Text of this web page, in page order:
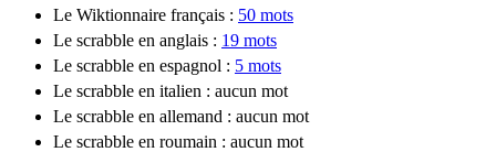
Le Wiktionnaire français : 50 mots
Le scrabble en anglais : 19 mots
Le scrabble en espagnol : 5 mots
Le scrabble en italien : aucun mot
Le scrabble en allemand : aucun mot
Le scrabble en roumain : aucun mot